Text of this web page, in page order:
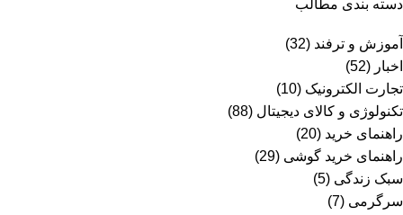
دسته بندی مطالب
آموزش و ترفند (32)
اخبار (52)
تجارت الکترونیک (10)
تکنولوژی و کالای دیجیتال (88)
راهنمای خرید (20)
راهنمای خرید گوشی (29)
سبک زندگی (5)
سرگرمی (7)